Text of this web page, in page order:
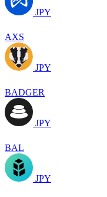
JPY
AXS
JPY
BADGER
JPY
BAL
JPY